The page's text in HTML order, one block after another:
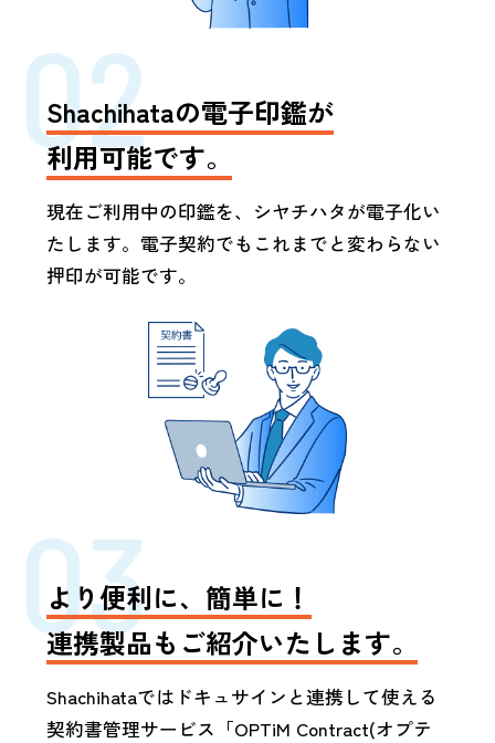
02
Shachihataの電子印鑑が
利用可能です。
現在ご利用中の印鑑を、シヤチハタが電子化い
たします。電子契約でもこれまでと変わらない
押印が可能です。
03
より便利に、簡単に！
連携製品もご紹介いたします。
Shachihataではドキュサインと連携して使える
契約書管理サービス「OPTiM Contract(オプテ